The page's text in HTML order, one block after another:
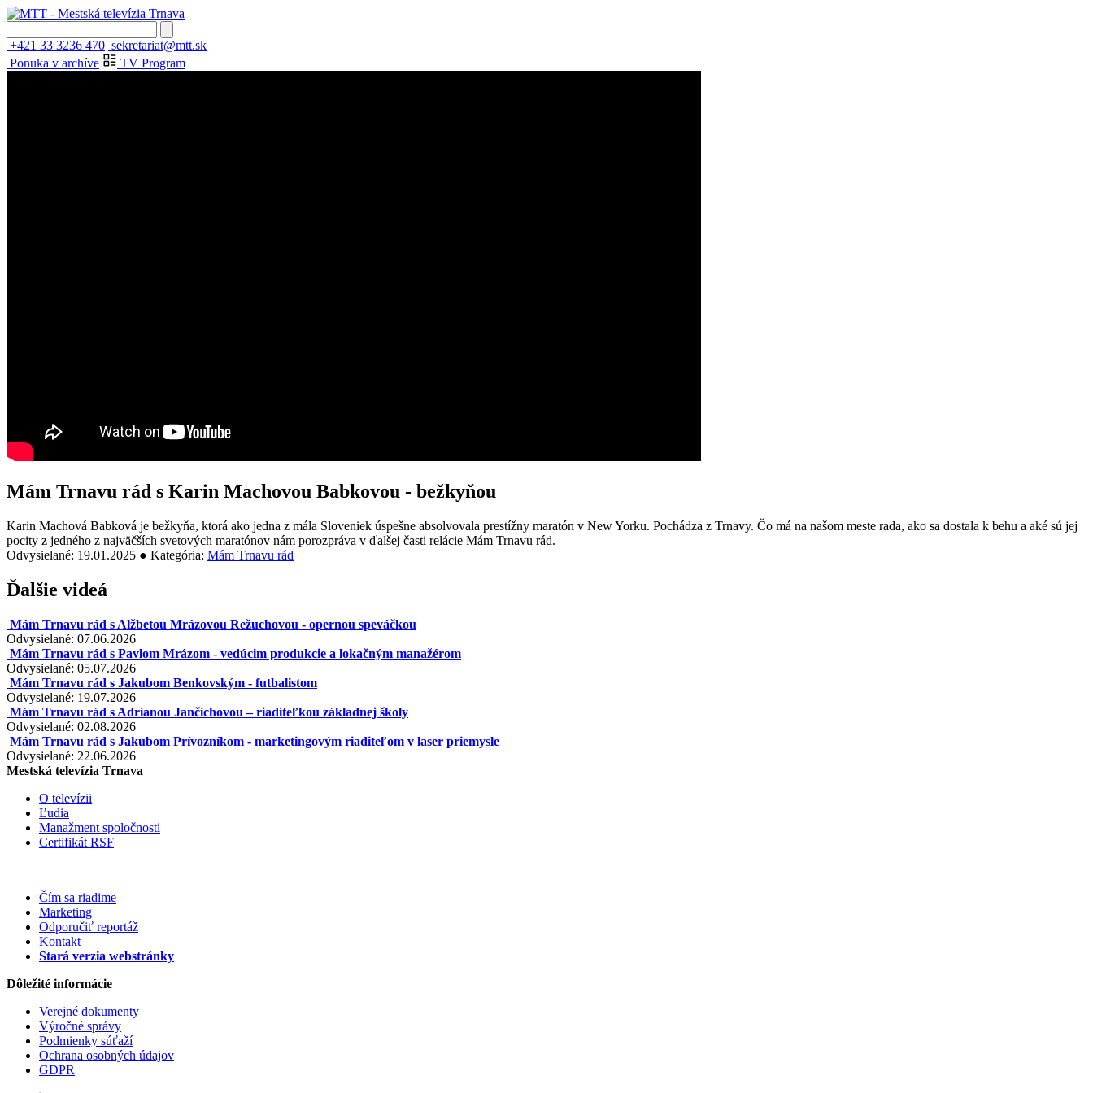
+421 33 3236 470 sekretariat@mtt.sk
Ponuka v archíve
TV Program
Mám Trnavu rád s Karin Machovou Babkovou - bežkyňou
Karin Machová Babková je bežkyňa, ktorá ako jedna z mála Sloveniek úspešne absolvovala prestížny maratón v New Yorku. Pochádza z Trnavy. Čo má na našom meste rada, ako sa dostala k behu a aké sú jej
pocity z jedného z najväčších svetových maratónov nám porozpráva v ďalšej časti relácie Mám Trnavu rád.
Odvysielané: 19.01.2025 ● Kategória: Mám Trnavu rád
Ďalšie videá
Mám Trnavu rád s Alžbetou Mrázovou Režuchovou - opernou speváčkou
Odvysielané: 07.06.2026
Mám Trnavu rád s Pavlom Mrázom - vedúcim produkcie a lokačným manažérom
Odvysielané: 05.07.2026
Mám Trnavu rád s Jakubom Benkovským - futbalistom
Odvysielané: 19.07.2026
Mám Trnavu rád s Adrianou Jančichovou – riaditeľkou základnej školy
Odvysielané: 02.08.2026
Mám Trnavu rád s Jakubom Prívozníkom - marketingovým riaditeľom v laser priemysle
Odvysielané: 22.06.2026
Mestská televízia Trnava
O televízii
Ľudia
Manažment spoločnosti
Certifikát RSF
Čím sa riadime
Marketing
Odporučiť reportáž
Kontakt
Stará verzia webstránky
Dôležité informácie
Verejné dokumenty
Výročné správy
Podmienky súťaží
Ochrana osobných údajov
GDPR